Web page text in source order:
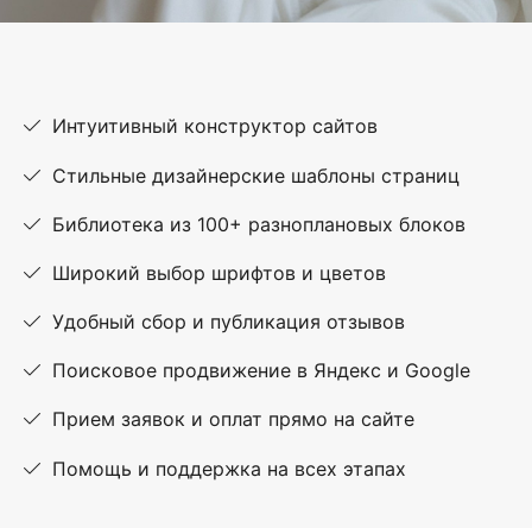
Интуитивный конструктор сайтов
Стильные дизайнерские шаблоны страниц
Библиотека из 100+ разноплановых блоков
Широкий выбор шрифтов и цветов
Удобный сбор и публикация отзывов
Поисковое продвижение в Яндекс и Google
Прием заявок и оплат прямо на сайте
Помощь и поддержка на всех этапах